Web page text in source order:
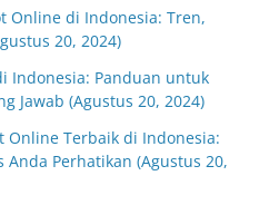
Online di Indonesia: Tren,
20, 2024)
Indonesia: Panduan untuk
Jawab (Agustus 20, 2024)
Online Terbaik di Indonesia:
Perhatikan (Agustus 20,